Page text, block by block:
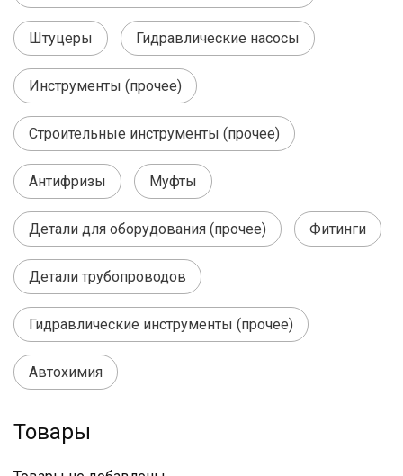
Штуцеры Гидравлические насосы
Инструменты (прочее)
Строительные инструменты (прочее)
Антифризы Муфты
Детали для оборудования (прочее) Фитинги
Детали трубопроводов
Гидравлические инструменты (прочее)
Автохимия
Товары